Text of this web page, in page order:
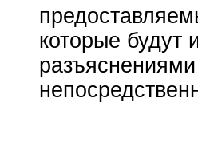
которые будут